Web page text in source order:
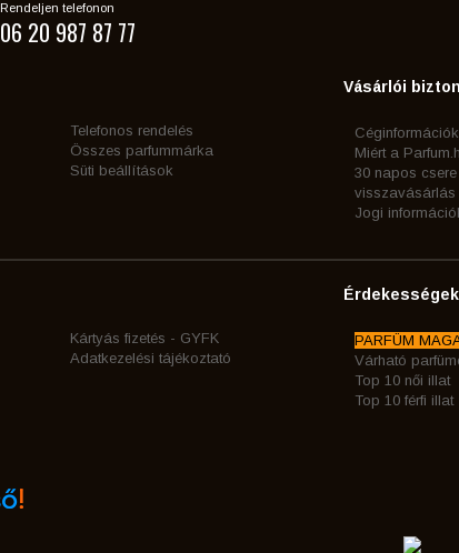
Rendeljen telefonon
06 20 987 87 77
Telefonos rendelés
Összes parfummárka
Süti beállítások
Vásárlói
Céginformációk
Miért a
30 napos csere
visszavásárlás
Jogi
Kártyás fizetés - GYFK
Adatkezelési tájékoztató
Érdekességek
PARFÜM
Várható
Top 10 női illat
Top 10 férfi illat